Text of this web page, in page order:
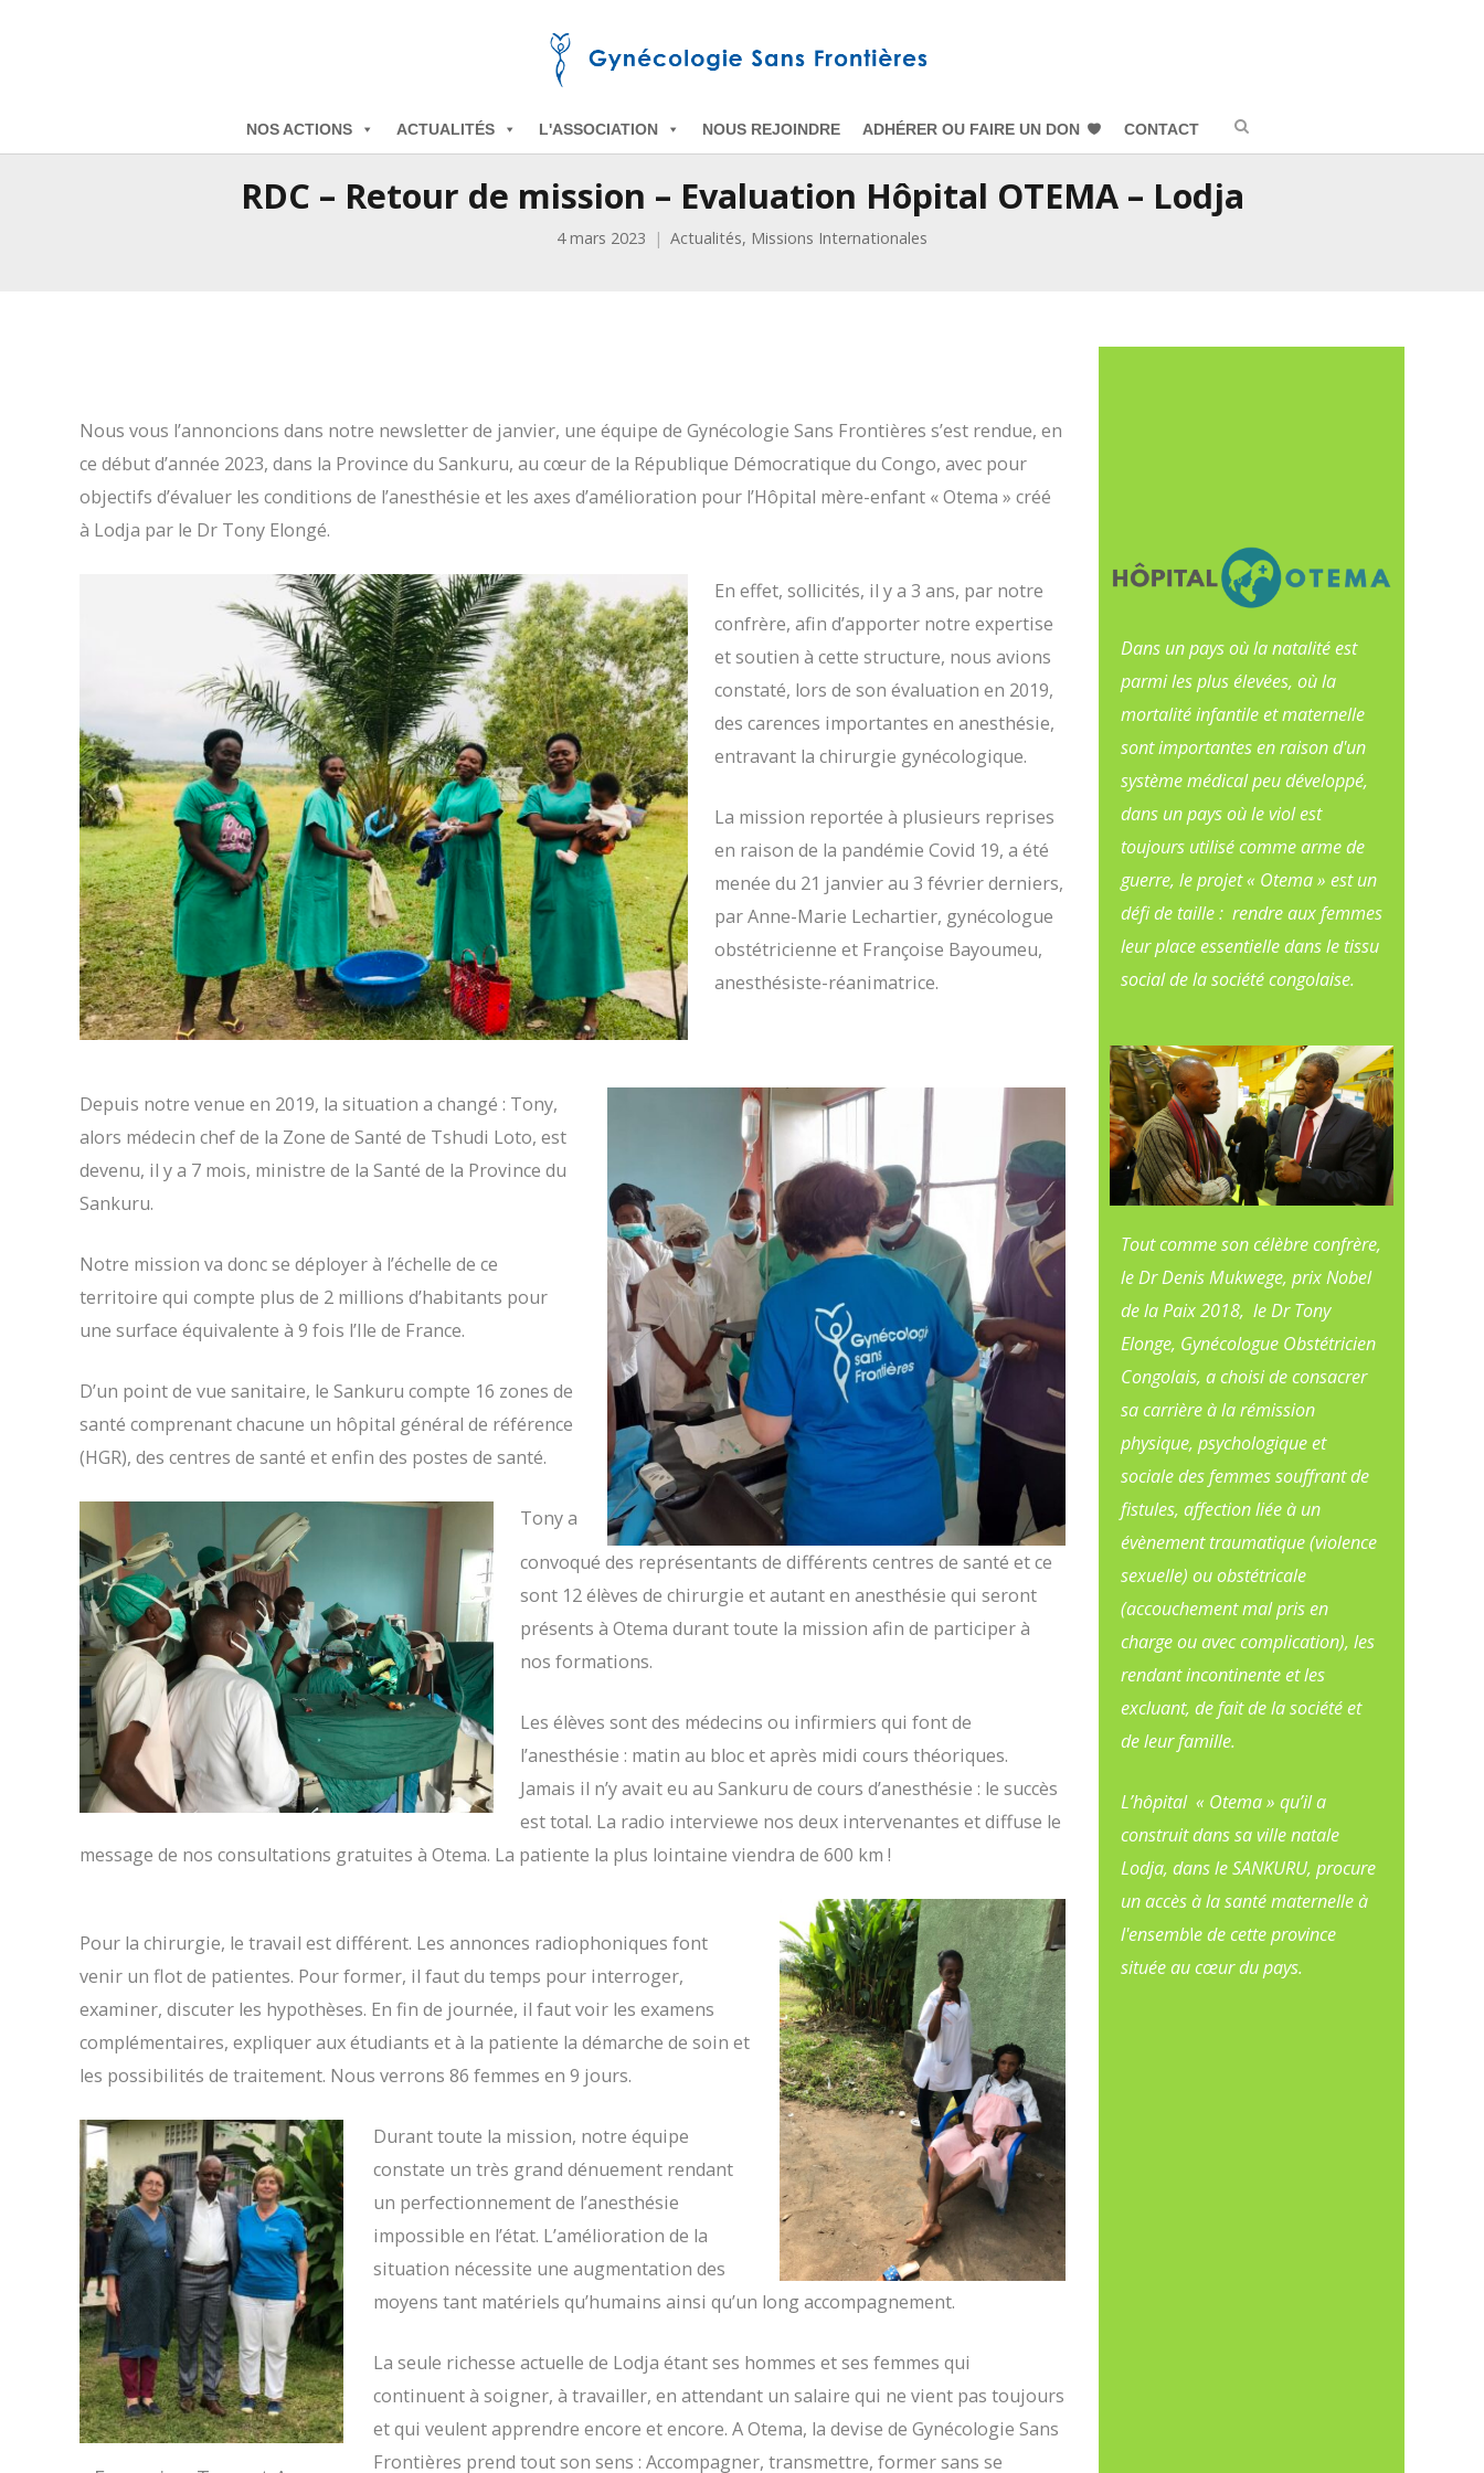
L'ASSOCIATION
NOS ACTIONS ACTUALITÉS NOUS REJOINDRE ADHÉRER OU FAIRE UN DON CONTACT
RDC – Retour de mission – Evaluation Hôpital OTEMA – Lodja
4 mars 2023 Actualités, Missions Internationales
Nous vous l’annoncions dans notre newsletter de janvier, une équipe de Gynécologie Sans Frontières s’est rendue, en
ce début d’année 2023, dans la Province du Sankuru, au cœur de la République Démocratique du Congo, avec pour
objectifs d’évaluer les conditions de l’anesthésie et les axes d’amélioration pour l’Hôpital mère-enfant « Otema » créé
à Lodja par le Dr Tony Elongé.
En effet, sollicités, il y a 3 ans, par notre
confrère, afin d’apporter notre expertise
et soutien à cette structure, nous avions
constaté, lors de son évaluation en 2019,
des carences importantes en anesthésie,
entravant la chirurgie gynécologique.
La mission reportée à plusieurs reprises
en raison de la pandémie Covid 19, a été
menée du 21 janvier au 3 février derniers,
par Anne-Marie Lechartier, gynécologue
obstétricienne et Françoise Bayoumeu,
anesthésiste-réanimatrice.
Depuis notre venue en 2019, la situation a changé : Tony,
alors médecin chef de la Zone de Santé de Tshudi Loto, est
devenu, il y a 7 mois, ministre de la Santé de la Province du
Sankuru.
Notre mission va donc se déployer à l’échelle de ce
territoire qui compte plus de 2 millions d’habitants pour
une surface équivalente à 9 fois l’Ile de France.
D’un point de vue sanitaire, le Sankuru compte 16 zones de
santé comprenant chacune un hôpital général de référence
(HGR), des centres de santé et enfin des postes de santé.
Tony a
convoqué des représentants de différents centres de santé et ce
sont 12 élèves de chirurgie et autant en anesthésie qui seront
présents à Otema durant toute la mission afin de participer à
nos formations.
Les élèves sont des médecins ou infirmiers qui font de
l’anesthésie : matin au bloc et après midi cours théoriques.
Jamais il n’y avait eu au Sankuru de cours d’anesthésie : le succès
est total. La radio interviewe nos deux intervenantes et diffuse le
message de nos consultations gratuites à Otema. La patiente la plus lointaine viendra de 600 km !
Pour la chirurgie, le travail est différent. Les annonces radiophoniques font
venir un flot de patientes. Pour former, il faut du temps pour interroger,
examiner, discuter les hypothèses. En fin de journée, il faut voir les examens
complémentaires, expliquer aux étudiants et à la patiente la démarche de soin et
les possibilités de traitement. Nous verrons 86 femmes en 9 jours.
Durant toute la mission, notre équipe
constate un très grand dénuement rendant
un perfectionnement de l’anesthésie
impossible en l’état. L’amélioration de la
situation nécessite une augmentation des
moyens tant matériels qu’humains ainsi qu’un long accompagnement.
La seule richesse actuelle de Lodja étant ses hommes et ses femmes qui
continuent à soigner, à travailler, en attendant un salaire qui ne vient pas toujours
et qui veulent apprendre encore et encore. A Otema, la devise de Gynécologie Sans
Frontières prend tout son sens : Accompagner, transmettre, former sans se
Dans un pays où la natalité est
parmi les plus élevées, où la
mortalité infantile et maternelle
sont importantes en raison d'un
système médical peu développé,
dans un pays où le viol est
toujours utilisé comme arme de
guerre, le projet « Otema » est un
défi de taille : rendre aux femmes
leur place essentielle dans le tissu
social de la société congolaise.
Tout comme son célèbre confrère,
le Dr Denis Mukwege, prix Nobel
de la Paix 2018, le Dr Tony
Elonge, Gynécologue Obstétricien
Congolais, a choisi de consacrer
sa carrière à la rémission
physique, psychologique et
sociale des femmes souffrant de
fistules, affection liée à un
évènement traumatique (violence
sexuelle) ou obstétricale
(accouchement mal pris en
charge ou avec complication), les
rendant incontinente et les
excluant, de fait de la société et
de leur famille.
L’hôpital « Otema » qu’il a
construit dans sa ville natale
Lodja, dans le SANKURU, procure
un accès à la santé maternelle à
l'ensemble de cette province
située au cœur du pays.